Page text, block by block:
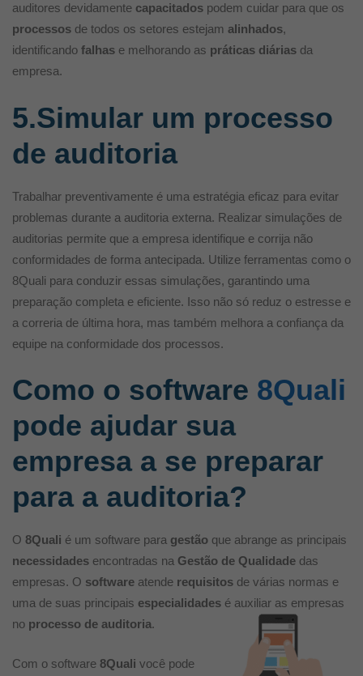
auditores devidamente capacitados podem cuidar para que os
processos de todos os setores estejam alinhados,
identificando falhas e melhorando as práticas diárias da
empresa.
5.Simular um processo
de auditoria
Trabalhar preventivamente é uma estratégia eficaz para evitar
problemas durante a auditoria externa. Realizar simulações de
auditorias permite que a empresa identifique e corrija não
conformidades de forma antecipada. Utilize ferramentas como o
8Quali para conduzir essas simulações, garantindo uma
preparação completa e eficiente. Isso não só reduz o estresse e
a correria de última hora, mas também melhora a confiança da
equipe na conformidade dos processos.
Como o software 8Quali
pode ajudar sua
empresa a se preparar
para a auditoria?
O 8Quali é um software para gestão que abrange as principais
necessidades encontradas na Gestão de Qualidade das
empresas. O software atende requisitos de várias normas e
uma de suas principais especialidades é auxiliar as empresas
no processo de auditoria.
Com o software 8Quali você pode